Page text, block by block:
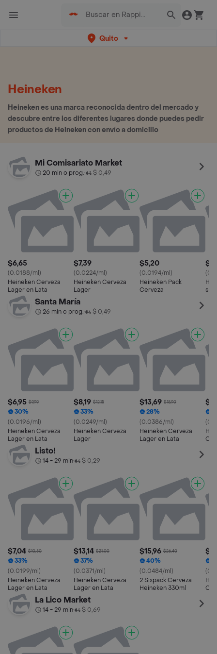
Quito
Heineken
Heineken es una marca reconocida dentro del mercado y
descubre entre los diferentes lugares donde puedes pedir
productos de Heineken con envío a domicilio
Mi Comisariato Market
20 min o prog.• $ 0,49
$6,65
(0.0188/ml)
Heineken Cerveza
Lager en Lata
$7,39
(0.0224/ml)
Heineken Cerveza
Lager
$5,20
(0.0194/ml)
Heineken Pack
Cerveza
sin
Santa María
26 min o prog.• $ 0,49
$6,95 $9,99
30%
(0.0196/ml)
Heineken Cerveza
Lager en Lata
$8,19 $12,15
33%
(0.0249/ml)
Heineken Cerveza
Lager
$13,69 $18,90
28%
(0.0386/ml)
Heineken Cerveza
Lager en Lata
Listo!
14 - 29 min• $ 0,29
$7,04 $10,50
33%
(0.0199/ml)
Heineken Cerveza
Lager en Lata
$13,14 $21,00
37%
(0.0371/ml)
Heineken Cerveza
Lager en Lata
$15,96 $26,40
40%
(0.0484/ml)
2 Sixpack Cerveza
Heineken 330ml
La Lico Market
14 - 29 min• $ 0,69